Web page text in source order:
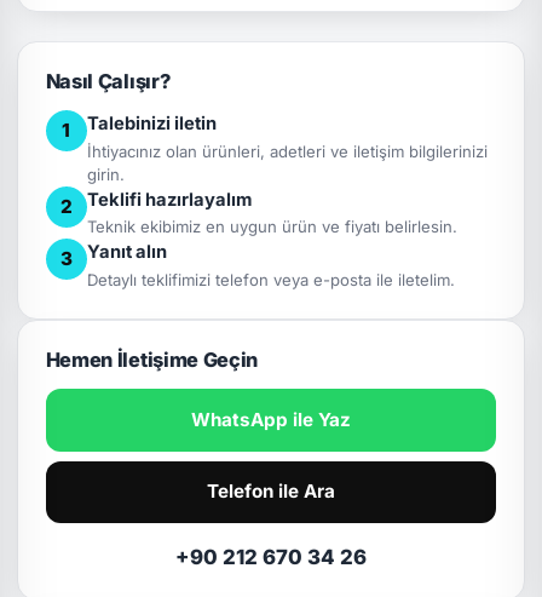
Nasıl Çalışır?
1 Talebinizi iletin
İhtiyacınız olan ürünleri, adetleri ve iletişim bilgilerinizi
girin.
2 Teklifi hazırlayalım
Teknik ekibimiz en uygun ürün ve fiyatı belirlesin.
3 Yanıt alın
Detaylı teklifimizi telefon veya e-posta ile iletelim.
Hemen İletişime Geçin
WhatsApp ile Yaz
Telefon ile Ara
+90 212 670 34 26